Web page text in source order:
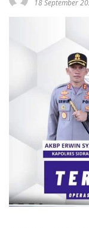
18 September